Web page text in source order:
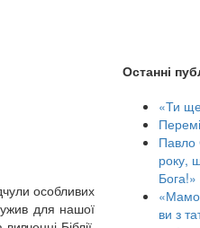
особливих
для нашої
Останні
«Ти
Павло
року,
Бога!»
ви з